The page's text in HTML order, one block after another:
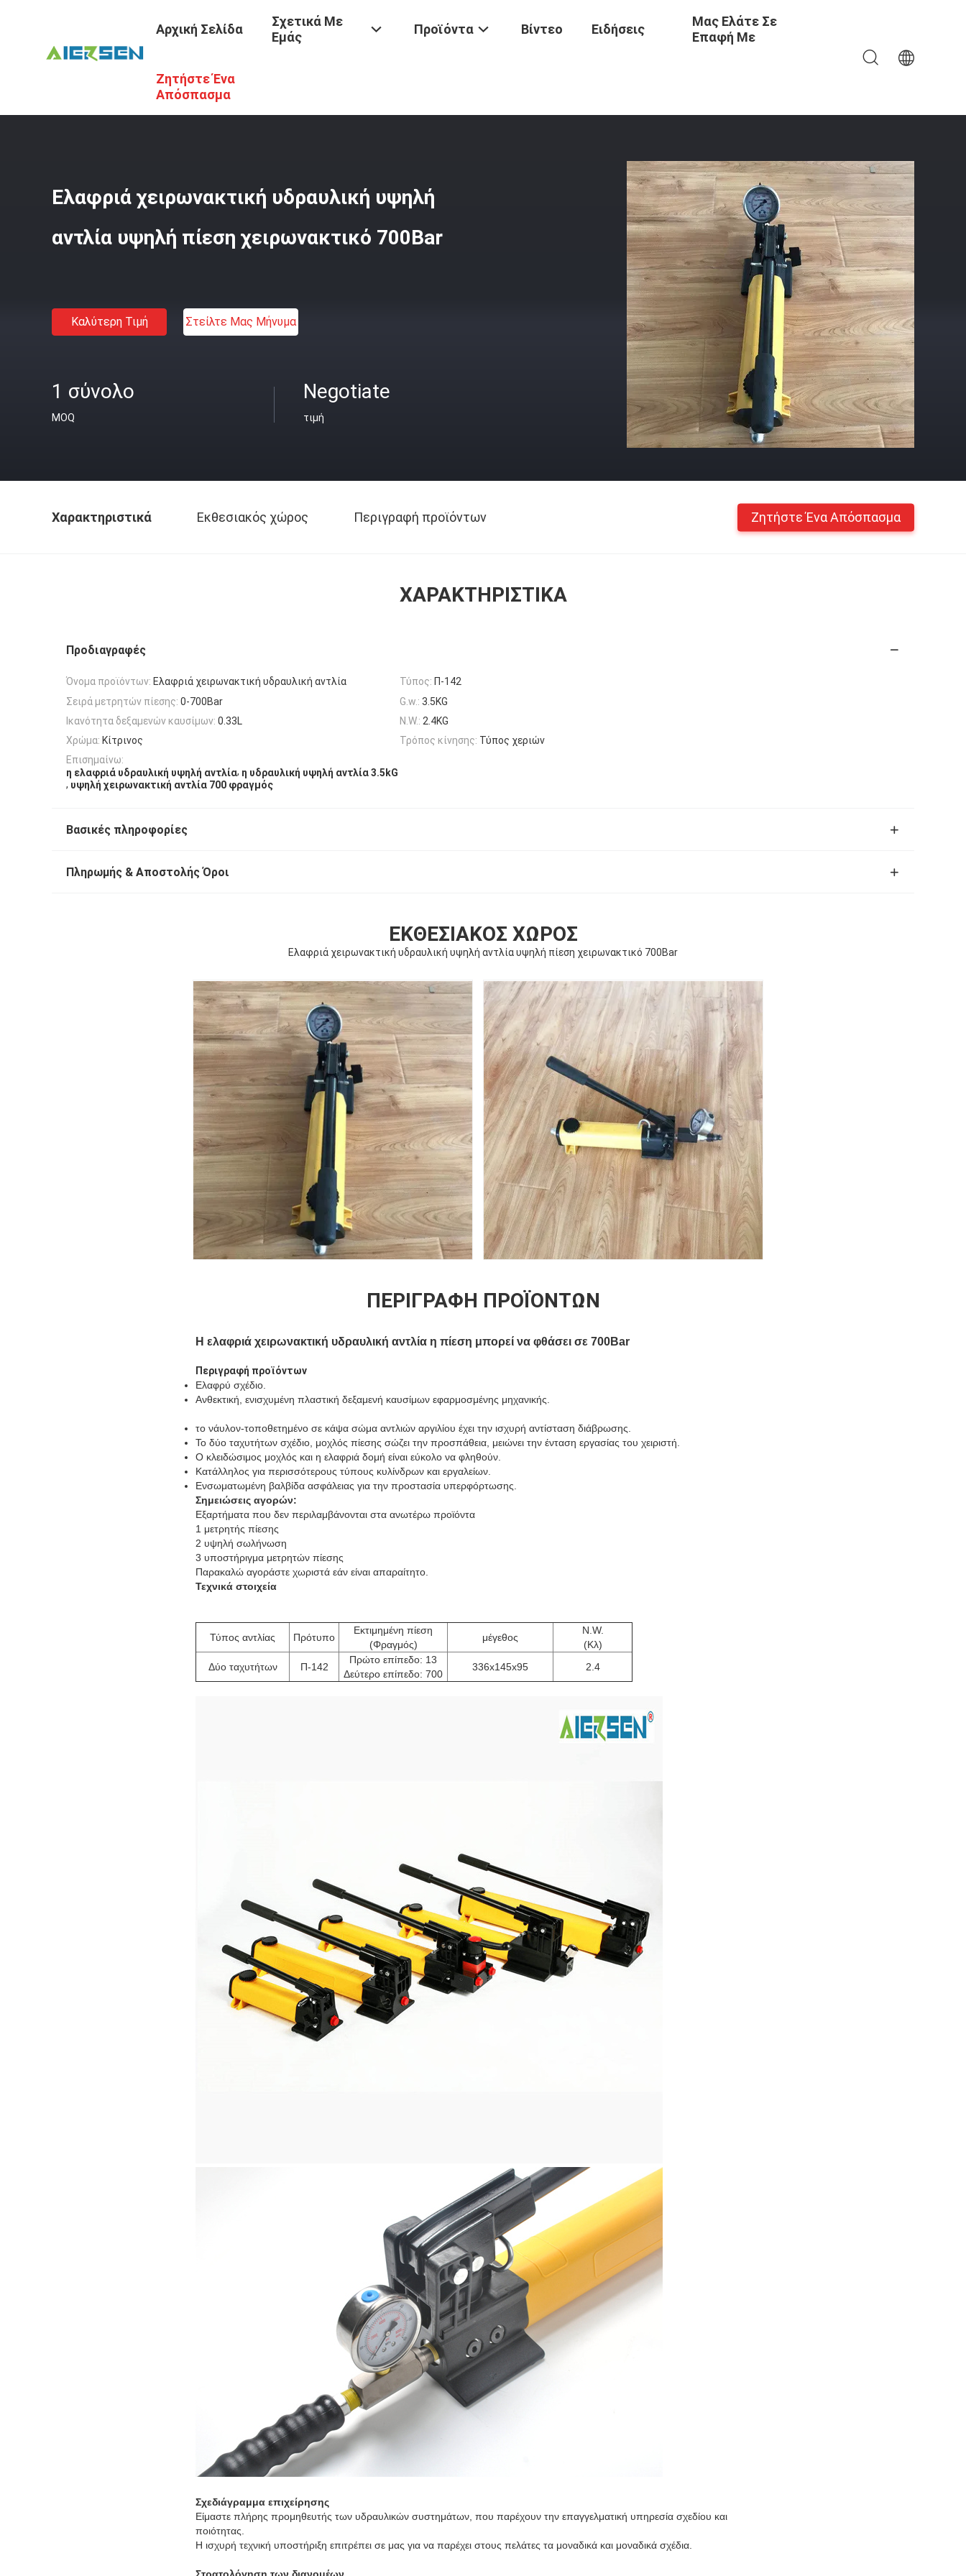
Αρχική Σελίδα
Σχετικά Με
Εμάς
Προϊόντα Βίντεο Ειδήσεις
Μας Ελάτε Σε
Επαφή Με
Ζητήστε Ένα
Απόσπασμα
Προϊόντα / Υδραυλική Υψηλή Αντλία
Ελαφριά χειρωνακτική υδραυλική υψηλή
αντλία υψηλή πίεση χειρωνακτικό 700Bar
Καλύτερη Τιμή Στείλτε Μας Μήνυμα
1 σύνολο
MOQ
Negotiate
τιμή
Χαρακτηριστικά Εκθεσιακός χώρος Περιγραφή προϊόντων Ζητήστε Ένα Απόσπασμα
ΧΑΡΑΚΤΗΡΙΣΤΙΚΆ
Προδιαγραφές
Όνομα προϊόντων: Ελαφριά χειρωνακτική υδραυλική αντλία Τύπος: Π-142
Σειρά μετρητών πίεσης: 0-700Bar G.w.: 3.5KG
Ικανότητα δεξαμενών καυσίμων: 0.33L N.W.: 2.4KG
Χρώμα: Κίτρινος Τρόπος κίνησης: Τύπος χεριών
Επισημαίνω:
η ελαφριά υδραυλική υψηλή αντλία, η υδραυλική υψηλή αντλία 3.5kG
, υψηλή χειρωνακτική αντλία 700 φραγμός
Βασικές πληροφορίες
Πληρωμής & Αποστολής Όροι
ΕΚΘΕΣΙΑΚΌΣ ΧΏΡΟΣ
Ελαφριά χειρωνακτική υδραυλική υψηλή αντλία υψηλή πίεση χειρωνακτικό 700Bar
ΠΕΡΙΓΡΑΦΉ ΠΡΟΪΌΝΤΩΝ
Η ελαφριά χειρωνακτική υδραυλική αντλία η πίεση μπορεί να φθάσει σε 700Bar
Περιγραφή προϊόντων
Ελαφρύ σχέδιο.
Ανθεκτική, ενισχυμένη πλαστική δεξαμενή καυσίμων εφαρμοσμένης μηχανικής.
το νάυλον-τοποθετημένο σε κάψα σώμα αντλιών αργιλίου έχει την ισχυρή αντίσταση διάβρωσης.
Το δύο ταχυτήτων σχέδιο, μοχλός πίεσης σώζει την προσπάθεια, μειώνει την ένταση εργασίας του χειριστή.
Ο κλειδώσιμος μοχλός και η ελαφριά δομή είναι εύκολο να φληθούν.
Κατάλληλος για περισσότερους τύπους κυλίνδρων και εργαλείων.
Ενσωματωμένη βαλβίδα ασφάλειας για την προστασία υπερφόρτωσης.
Σημειώσεις αγορών:
Εξαρτήματα που δεν περιλαμβάνονται στα ανωτέρω προϊόντα
1 μετρητής πίεσης
2 υψηλή σωλήνωση
3 υποστήριγμα μετρητών πίεσης
Παρακαλώ αγοράστε χωριστά εάν είναι απαραίτητο.
Τεχνικά στοιχεία
Τύπος αντλίας Πρότυπο
Εκτιμημένη πίεση
(Φραγμός)
μέγεθος
N.W.
(Κλ)
Δύο ταχυτήτων
Π-142
Πρώτο επίπεδο: 13
Δεύτερο επίπεδο: 700
336x145x95 2.4
Σχεδιάγραμμα επιχείρησης
Είμαστε πλήρης προμηθευτής των υδραυλικών συστημάτων, που παρέχουν την επαγγελματική υπηρεσία σχεδίου και
ποιότητας.
Η ισχυρή τεχνική υποστήριξη επιτρέπει σε μας για να παρέχει στους πελάτες τα μοναδικά και μοναδικά σχέδια.